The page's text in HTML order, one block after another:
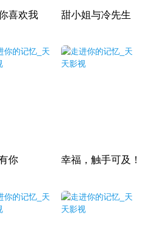
喜欢我 甜小姐与冷先生
你 幸福，触手可及！